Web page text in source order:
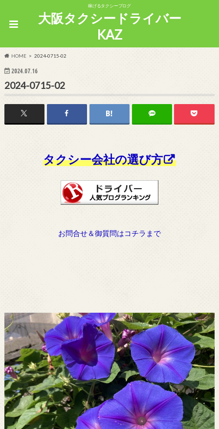
稼げるタクシーブログ
大阪タクシードライバー
KAZ
HOME 2024-0715-02
2024.07.16
2024-0715-02
タクシー会社の選び方
お問合せ＆御質問はコチラまで